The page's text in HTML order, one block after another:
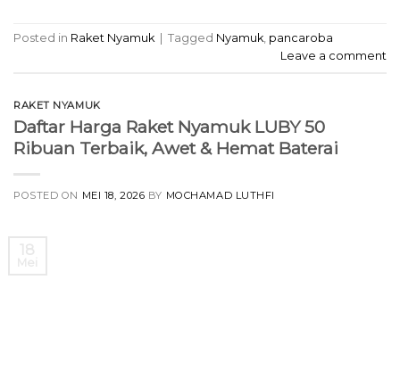
Posted in Raket Nyamuk Tagged Nyamuk, pancaroba
Leave a comment
RAKET NYAMUK
Daftar Harga Raket Nyamuk LUBY 50
Ribuan Terbaik, Awet & Hemat Baterai
POSTED ON MEI 18, 2026 BY MOCHAMAD LUTHFI